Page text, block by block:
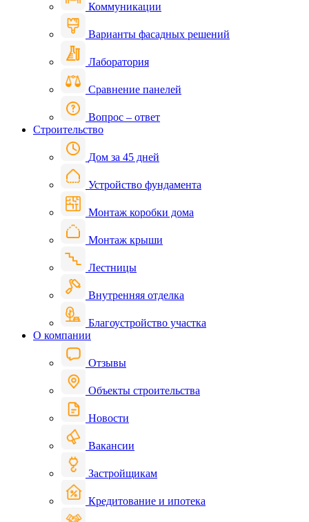
Коммуникации
Варианты фасадных решений
Лаборатория
Сравнение панелей
Вопрос – ответ
Строительство
Дом за 45 дней
Устройство фундамента
Монтаж коробки дома
Монтаж крыши
Лестницы
Внутренняя отделка
Благоустройство участка
О компании
Отзывы
Объекты строительства
Новости
Вакансии
Застройщикам
Кредитование и ипотека